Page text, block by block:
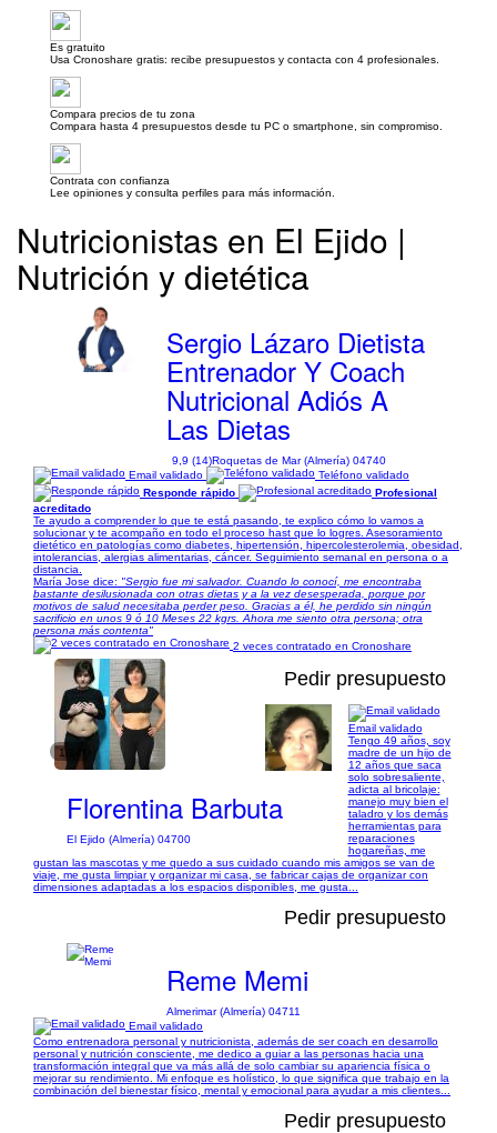
Es gratuito
Usa Cronoshare gratis: recibe presupuestos y contacta con 4 profesionales.
Compara precios de tu zona
Compara hasta 4 presupuestos desde tu PC o smartphone, sin compromiso.
Contrata con confianza
Lee opiniones y consulta perfiles para más información.
Nutricionistas en El Ejido |
Nutrición y dietética
Sergio Lázaro Dietista
Entrenador Y Coach
Nutricional Adiós A
Las Dietas
9,9 (14)Roquetas de Mar (Almería) 04740
Email validado
Teléfono validado
Responde rápido
Profesional
acreditado
Te ayudo a comprender lo que te está pasando, te explico cómo lo vamos a
solucionar y te acompaño en todo el proceso hast que lo logres. Asesoramiento
dietético en patologías como diabetes, hipertensión, hipercolesterolemia, obesidad,
intolerancias, alergias alimentarias, cáncer. Seguimiento semanal en persona o a
distancia.
María Jose dice: "Sergio fue mi salvador. Cuando lo conocí, me encontraba
bastante desilusionada con otras dietas y a la vez desesperada, porque por
motivos de salud necesitaba perder peso. Gracias a él, he perdido sin ningún
sacrificio en unos 9 ó 10 Meses 22 kgrs. Ahora me siento otra persona; otra
persona más contenta"
2 veces contratado en Cronoshare
1/14
Pedir presupuesto
Florentina Barbuta
El Ejido (Almería) 04700
Email validado
Tengo 49 años, soy
madre de un hijo de
12 años que saca
solo sobresaliente,
adicta al bricolaje:
manejo muy bien el
taladro y los demás
herramientas para
reparaciones
hogareñas, me
gustan las mascotas y me quedo a sus cuidado cuando mis amigos se van de
viaje, me gusta limpiar y organizar mi casa, se fabricar cajas de organizar con
dimensiones adaptadas a los espacios disponibles, me gusta...
Pedir presupuesto
Reme Memi
Almerimar (Almería) 04711
Email validado
Como entrenadora personal y nutricionista, además de ser coach en desarrollo
personal y nutrición consciente, me dedico a guiar a las personas hacia una
transformación integral que va más allá de solo cambiar su apariencia física o
mejorar su rendimiento. Mi enfoque es holístico, lo que significa que trabajo en la
combinación del bienestar físico, mental y emocional para ayudar a mis clientes...
Pedir presupuesto